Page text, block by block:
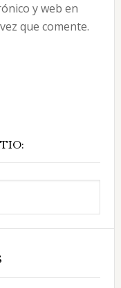
y web en
que comente.